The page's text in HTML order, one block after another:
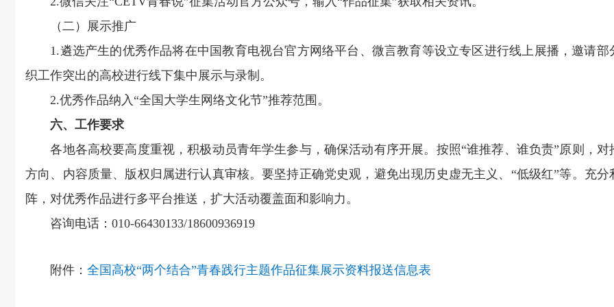
（二）展示推广
1.遴选产生的优秀作品将在中国教育电视台官方网络平台、微言教育等设立专区进行线上展播，邀请部
织工作突出的高校进行线下集中展示与录制。
2.优秀作品纳入“全国大学生网络文化节”推荐范围。
六、工作要求
各地各高校要高度重视，积极动员青年学生参与，确保活动有序开展。按照“谁推荐、谁负责”原则，对
方向、内容质量、版权归属进行认真审核。要坚持正确党史观，避免出现历史虚无主义、“低级红”等。充分
阵，对优秀作品进行多平台推送，扩大活动覆盖面和影响力。
咨询电话：010-66430133/18600936919
附件： 全国高校“两个结合”青春践行主题作品征集展示资料报送信息表